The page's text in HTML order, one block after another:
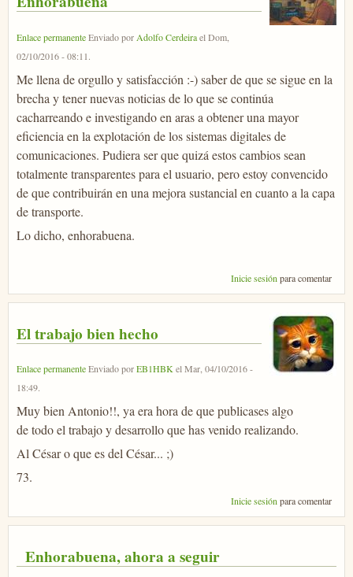
Enlace permanenteEnviado por Adolfo CerdeiraelDom,
02/10/2016 - 08:11.
Me llena de orgullo y satisfacción :-) saber de que se sigue en la
brecha y tener nuevas noticias de lo que se continúa
cacharreando e investigando en aras a obtener una mayor
eficiencia en la explotación de los sistemas digitales de
comunicaciones. Pudiera ser que quizá estos cambios sean
totalmente transparentes para el usuario, pero estoy convencido
de que contribuirán en una mejora sustancial en cuanto a la capa
de transporte.
Lo dicho, enhorabuena.
Inicie sesión para comentar
El trabajo bien hecho
Enlace permanenteEnviado porEB1HBK elMar, 04/10/2016 -
18:49.
Muy bien Antonio!!, ya era hora de que publicases algo
de todo el trabajo y desarrollo que has venido realizando.
Al César o que es del César... ;)
73.
Inicie sesión para comentar
Enhorabuena, ahora a seguir